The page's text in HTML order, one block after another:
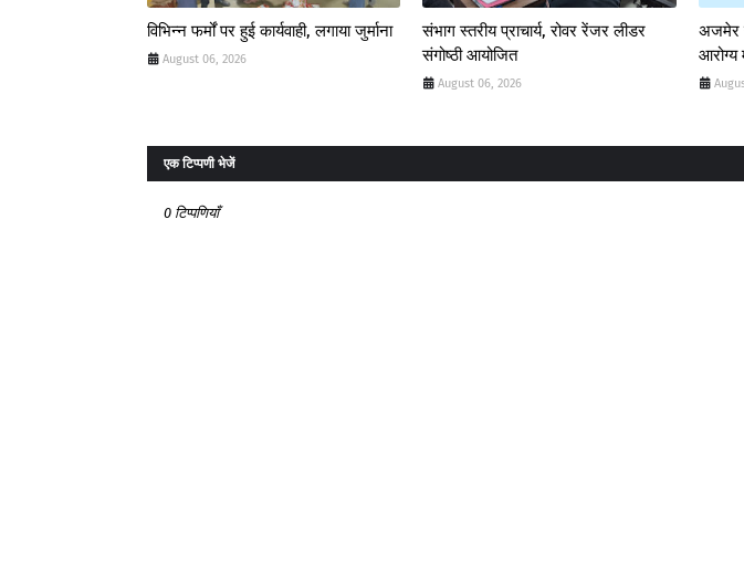
विभिन्न फर्मों पर हुई कार्यवाही, लगाया जुर्माना
August 06, 2026
संभाग स्तरीय प्राचार्य, रोवर रेंजर लीडर
संगोष्ठी आयोजित
August 06, 2026
अजमेर
आरोग्य
एक टिप्पणी भेजें
0 टिप्पणियाँ